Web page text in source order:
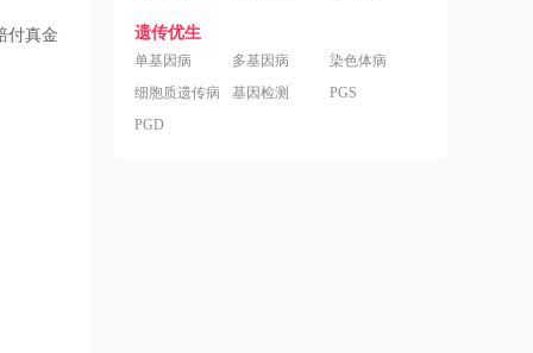
付真金 遗传优生
单基因病 多基因病
染色体病
细胞质遗传病
基因检测
PGS
PGD